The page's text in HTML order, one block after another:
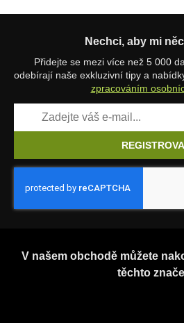
Nechci, aby mi
Přidejte se mezi více než 5 000
odebírají naše exkluzivní tipy a
zpracováním
V našem obchodě můžete
těchto